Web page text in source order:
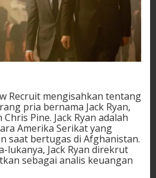
Recruit mengisahkan tentang
pria bernama Jack Ryan,
Pine. Jack Ryan adalah
Amerika Serikat yang
saat bertugas di Afghanistan.
lukanya, Jack Ryan direkrut
sebagai analis keuangan